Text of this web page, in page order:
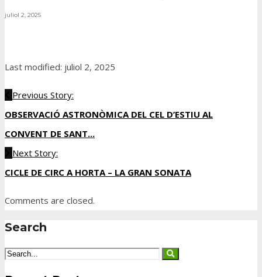
juliol 2, 2025
Last modified: juliol 2, 2025
Previous Story:
OBSERVACIÓ ASTRONÒMICA DEL CEL D’ESTIU AL
CONVENT DE SANT...
Next Story:
CICLE DE CIRC A HORTA – LA GRAN SONATA
Comments are closed.
Search